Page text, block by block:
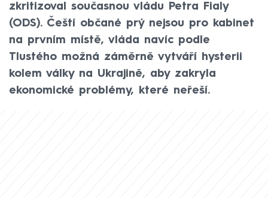
zkritizoval současnou vládu Petra Fialy
(ODS). Čeští občané prý nejsou pro kabinet
na prvním místě, vláda navíc podle
Tlustého možná záměrně vytváří hysterii
kolem války na Ukrajině, aby zakryla
ekonomické problémy, které neřeší.